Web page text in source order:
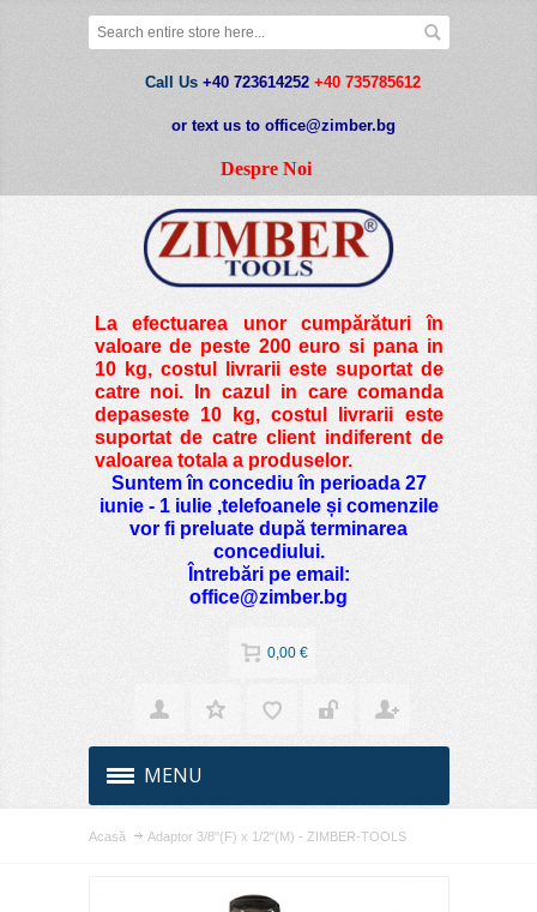
Call Us +40 723614252 +40 735785612
or text us to office@zimber.bg
Despre Noi
La efectuarea unor cumpărături în
valoare de peste200 euro si pana in
10 kg, costul livrarii este suportat de
catre noi. In cazul in care comanda
depaseste 10 kg, costul livrarii este
suportat de catre client indiferent de
valoarea totala a produselor.
Suntem în concediu în perioada 27
iunie - 1 iulie ,telefoanele și comenzile
vor fi preluate după terminarea
concediului.
Întrebări pe email:
office@zimber.bg
0,00 €
MENU
Acasă Adaptor 3/8"(F) x 1/2"(M) - ZIMBER-TOOLS